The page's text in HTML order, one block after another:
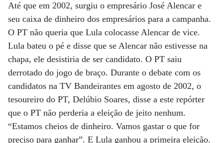
Até que em 2002, surgiu o empresário José Alencar e
seu caixa de dinheiro dos empresários para a campanha.
O PT não queria que Lula colocasse Alencar de vice.
Lula bateu o pé e disse que se Alencar não estivesse na
chapa, ele desistiria de ser candidato. O PT saiu
derrotado do jogo de braço. Durante o debate com os
candidatos na TV Bandeirantes em agosto de 2002, o
tesoureiro do PT, Delúbio Soares, disse a este repórter
que o PT não perderia a eleição de jeito nenhum.
“Estamos cheios de dinheiro. Vamos gastar o que for
preciso para ganhar”. E Lula ganhou a primeira eleição.